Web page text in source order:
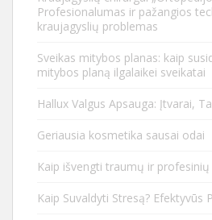
Profesionalumas ir pažangios
kraujagyslių problemas
Sveikas mitybos planas: kaip
mitybos planą ilgalaikei sveikatai
Hallux Valgus Apsauga: Įtvarai,
Geriausia kosmetika sausai odai
Kaip išvengti traumų ir
Kaip Suvaldyti Stresą? Efektyvūs